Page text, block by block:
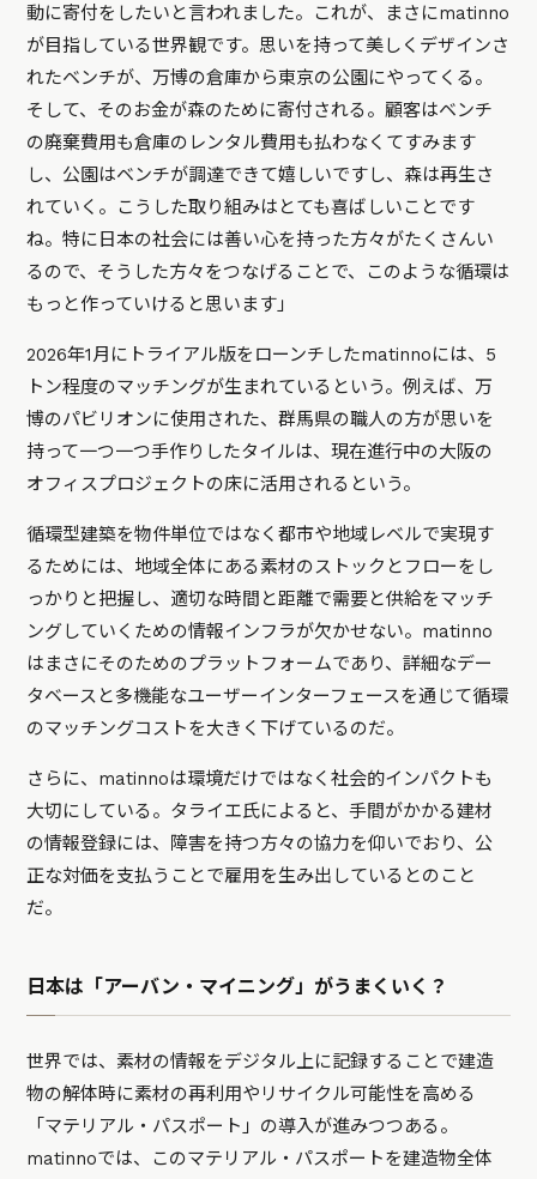
動に寄付をしたいと言われました。これが、まさにmatinno
が目指している世界観です。思いを持って美しくデザインさ
れたベンチが、万博の倉庫から東京の公園にやってくる。
そして、そのお金が森のために寄付される。顧客はベンチ
の廃棄費用も倉庫のレンタル費用も払わなくてすみます
し、公園はベンチが調達できて嬉しいですし、森は再生さ
れていく。こうした取り組みはとても喜ばしいことです
ね。特に日本の社会には善い心を持った方々がたくさんい
るので、そうした方々をつなげることで、このような循環は
もっと作っていけると思います」
2026年1月にトライアル版をローンチしたmatinnoには、5
トン程度のマッチングが生まれているという。例えば、万
博のパビリオンに使用された、群馬県の職人の方が思いを
持って一つ一つ手作りしたタイルは、現在進行中の大阪の
オフィスプロジェクトの床に活用されるという。
循環型建築を物件単位ではなく都市や地域レベルで実現す
るためには、地域全体にある素材のストックとフローをし
っかりと把握し、適切な時間と距離で需要と供給をマッチ
ングしていくための情報インフラが欠かせない。matinno
はまさにそのためのプラットフォームであり、詳細なデー
タベースと多機能なユーザーインターフェースを通じて循環
のマッチングコストを大きく下げているのだ。
さらに、matinnoは環境だけではなく社会的インパクトも
大切にしている。タライエ氏によると、手間がかかる建材
の情報登録には、障害を持つ方々の協力を仰いでおり、公
正な対価を支払うことで雇用を生み出しているとのこと
だ。
日本は「アーバン・マイニング」がうまくいく？
世界では、素材の情報をデジタル上に記録することで建造
物の解体時に素材の再利用やリサイクル可能性を高める
「マテリアル・パスポート」の導入が進みつつある。
matinnoでは、このマテリアル・パスポートを建造物全体